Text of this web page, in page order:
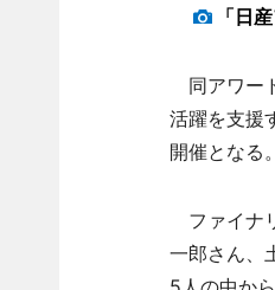
「日
同アワー
活躍を支援
開催となる。
ファイナ
一郎さん、